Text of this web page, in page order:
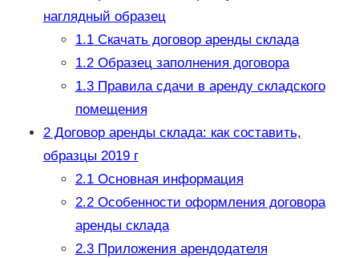
наглядный образец
1.1Скачать договор аренды склада
1.2Образец заполнения договора
1.3Правила сдачи в аренду складского
помещения
2Договор аренды склада: как составить,
образцы 2019 г
2.1Основная информация
2.2Особенности оформления договора
аренды склада
2.3Приложения арендодателя